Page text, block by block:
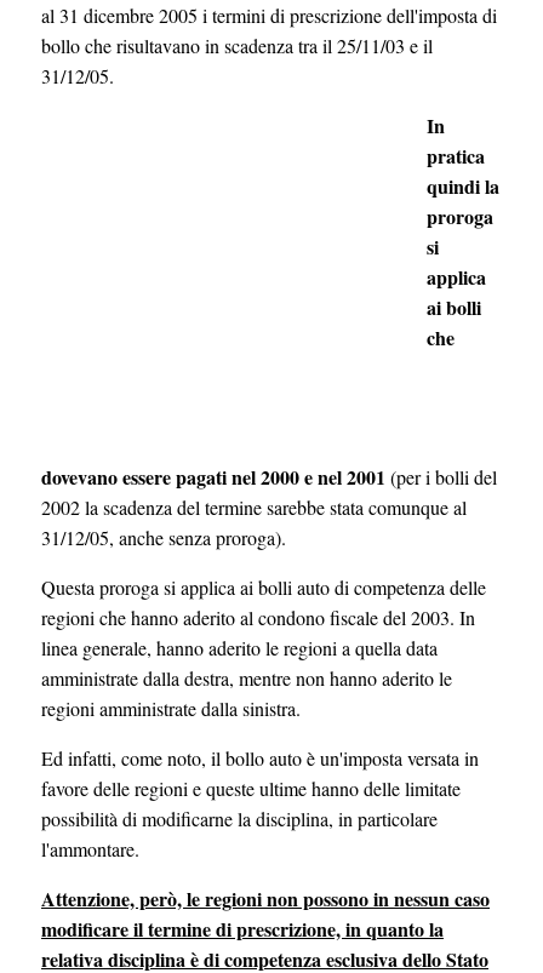
al 31 dicembre 2005 i termini di prescrizione dell'imposta di
bollo che risultavano in scadenza tra il 25/11/03 e il
31/12/05.
In
pratica
quindi la
proroga
si
applica
ai bolli
che
dovevano essere pagati nel 2000 e nel 2001 (per i bolli del
2002 la scadenza del termine sarebbe stata comunque al
31/12/05, anche senza proroga).
Questa proroga si applica ai bolli auto di competenza delle
regioni che hanno aderito al condono fiscale del 2003. In
linea generale, hanno aderito le regioni a quella data
amministrate dalla destra, mentre non hanno aderito le
regioni amministrate dalla sinistra.
Ed infatti, come noto, il bollo auto è un'imposta versata in
favore delle regioni e queste ultime hanno delle limitate
possibilità di modificarne la disciplina, in particolare
l'ammontare.
Attenzione, però, le regioni non possono in nessun caso
modificare il termine di prescrizione, in quanto la
relativa disciplina è di competenza esclusiva dello Stato